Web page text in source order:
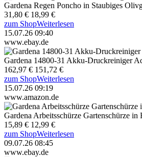
Gardena Regen Poncho in Staubiges
31,80 € 18,99 €
zum ShopWeiterlesen
15.07.26 09:40
www.ebay.de
Gardena 14800-31 Akku-Druckreiniger
162,97 € 151,72 €
zum ShopWeiterlesen
15.07.26 09:19
www.amazon.de
Gardena Arbeitsschürze Gartenschürze in
15,89 € 12,99 €
zum ShopWeiterlesen
09.07.26 08:45
www.ebay.de